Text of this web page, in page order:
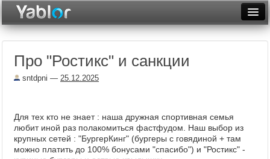
Неделя
Архив
Фототоп
Про "Ростикс" и санкции
sntdpni — 25.12.2025
Для тех кто не знает : наша дружная спортивная семья
любит иной раз полакомиться фастфудом. Наш выбор из
крупных сетей : "БургерКинг" (бургеры с говядиной + там
можно платить до 100% бонусами "спасибо") и "Ростикс" -